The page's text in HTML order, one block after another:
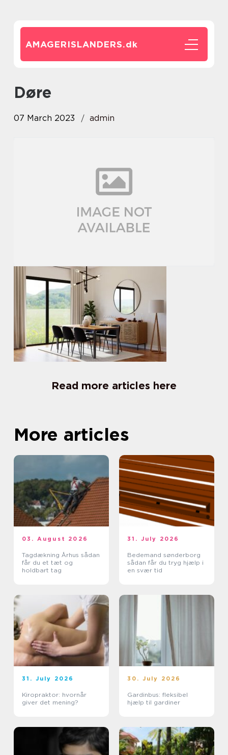
AMAGERISLANDERS.dk
døre
07 March 2023 admin
Read more articles here
More articles
03. August 2026
Tagdækning Århus sådan
får du et tæt og
holdbart tag
31. July 2026
Bedemand sønderborg
sådan får du tryg hjælp i
en svær tid
31. July 2026
Kiropraktor: hvornår
giver det mening?
30. July 2026
Gardinbus: fleksibel
hjælp til gardiner